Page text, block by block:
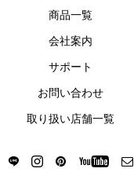
商品一覧
会社案内
サポート
お問い合わせ
取り扱い店舗一覧